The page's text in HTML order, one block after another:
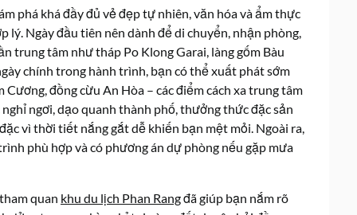
phá khá đầy đủ vẻ đẹp tự nhiên, văn hóa và ẩm thực
lý. Ngày đầu tiên nên dành để di chuyển, nhận phòng,
trung tâm như tháp Po Klong Garai, làng gốm Bàu
chính trong hành trình, bạn có thể xuất phát sớm
đồng cừu An Hòa – các điểm cách xa trung tâm
ngơi, dạo quanh thành phố, thưởng thức đặc sản
vì thời tiết nắng gắt dễ khiến bạn mệt mỏi. Ngoài ra,
phù hợp và có phương án dự phòng nếu gặp mưa
quan khu du lịch Phan Rangđã giúp bạn nắm rõ